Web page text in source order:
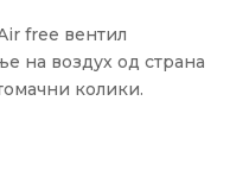
free вентил
на воздух од страна
колики.